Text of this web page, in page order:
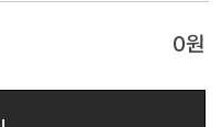
0원